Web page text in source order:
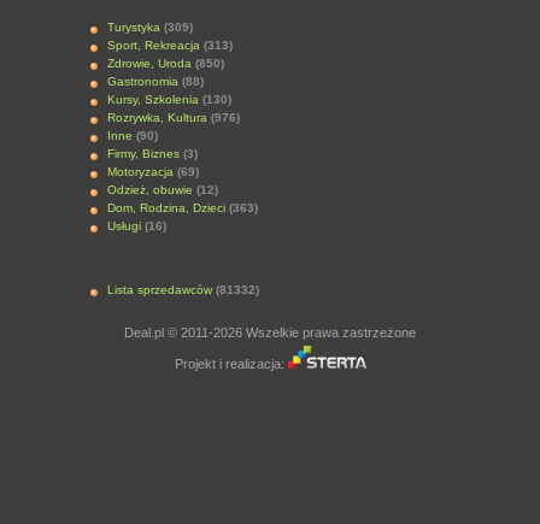
Turystyka (309)
Sport, Rekreacja (313)
Zdrowie, Uroda (850)
Gastronomia (88)
Kursy, Szkolenia (130)
Rozrywka, Kultura (976)
Inne (90)
Firmy, Biznes (3)
Motoryzacja (69)
Odzież, obuwie (12)
Dom, Rodzina, Dzieci (363)
Usługi (16)
Lista sprzedawców (81332)
Deal.pl © 2011-2026 Wszelkie prawa zastrzeżone
Projekt i realizacja: